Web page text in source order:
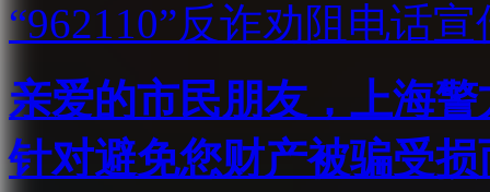
“962110”反诈劝阻电话宣
亲爱的市民朋友，上海
针对避免您财产被骗受